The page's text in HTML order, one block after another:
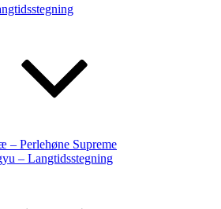
– Perlehøne Supreme
– Langtidsstegning